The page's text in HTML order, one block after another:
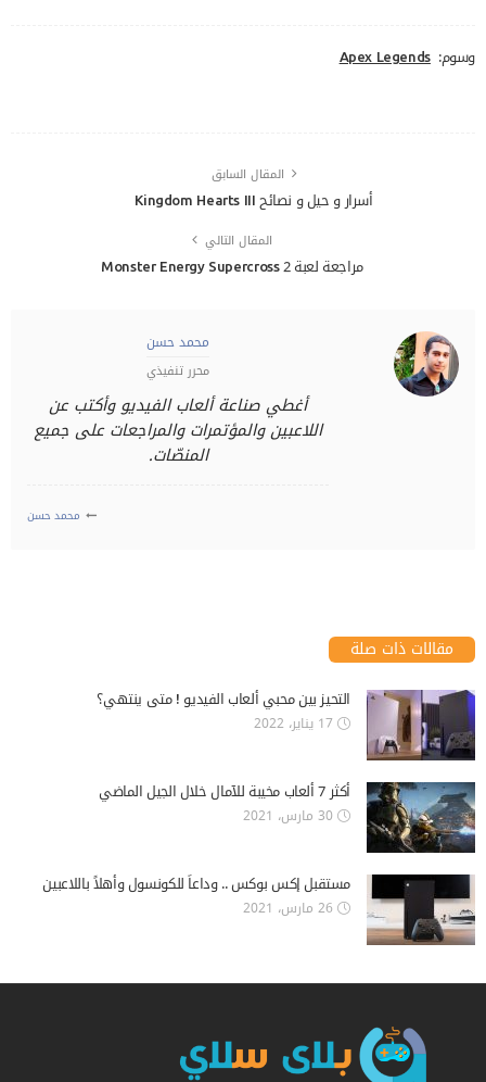
وسوم: Apex Legends
المقال السابق
أسرار و حيل و نصائح Kingdom Hearts III
المقال التالي
مراجعة لعبة Monster Energy Supercross 2
محمد حسن
محرر تنفيذي
أغطي صناعة ألعاب الفيديو وأكتب عن
اللاعبين والمؤتمرات والمراجعات على جميع
المنصّات.
محمد حسن
مقالات ذات صلة
التحيز بين محبي ألعاب الفيديو ! متى ينتهي؟
17 يناير، 2022
أكثر 7 ألعاب مخيبة للآمال خلال الجيل الماضي
30 مارس، 2021
مستقبل إكس بوكس .. وداعاً للكونسول وأهلاً باللاعبين
26 مارس، 2021